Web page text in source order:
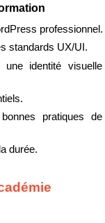
professionnel.
standards UX/UI.
identité visuelle
pratiques de
durée.